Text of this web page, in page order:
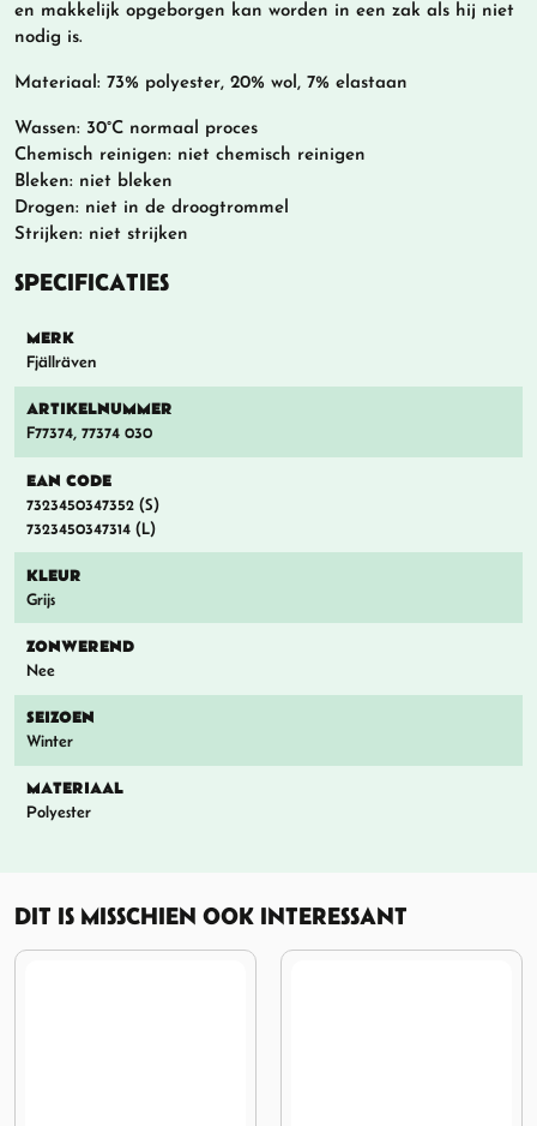
en makkelijk opgeborgen kan worden in een zak als hij niet
nodig is.
Materiaal: 73% polyester, 20% wol, 7% elastaan
Wassen: 30°C normaal proces
Chemisch reinigen: niet chemisch reinigen
Bleken: niet bleken
Drogen: niet in de droogtrommel
Strijken: niet strijken
SPECIFICATIES
MERK
Fjällräven
ARTIKELNUMMER
F77374, 77374 030
EAN CODE
7323450347352 (S)
7323450347314 (L)
KLEUR
Grijs
ZONWEREND
Nee
SEIZOEN
Winter
MATERIAAL
Polyester
DIT IS MISSCHIEN OOK INTERESSANT